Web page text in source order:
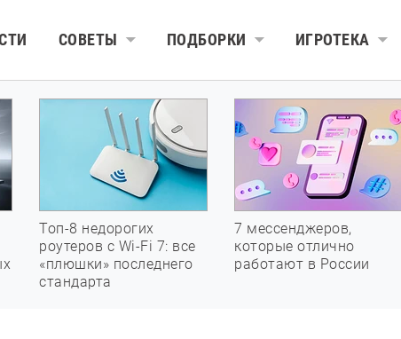
СОВЕТЫ ПОДБОРКИ ИГРОТЕКА
Топ-8 недорогих
роутеров с Wi-Fi 7: все
«плюшки» последнего
стандарта
7 мессенджеров,
которые отлично
работают в России